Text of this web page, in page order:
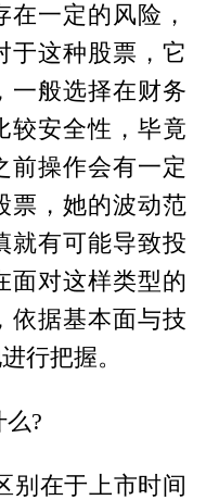
一定的风险，
于这种股票，它
一般选择在财务
较安全性，毕竟
前操作会有一定
票，她的波动范
就有可能导致投
面对这样类型的
依据基本面与技
行把握。
?
别在于上市时间